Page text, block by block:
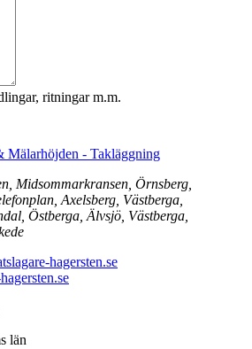
ritningar m.m.
Mälarhöjden - Takläggning
Midsommarkransen, Örnsberg,
Axelsberg, Västberga,
Östberga, Älvsjö, Västberga,
hagersten.se
län